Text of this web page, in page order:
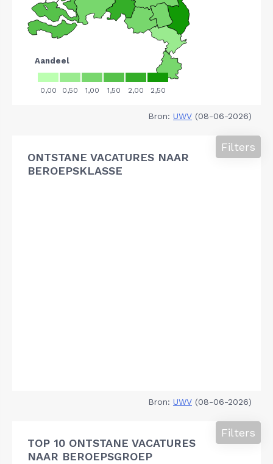
Bron: UWV (08-06-2026)
ONTSTANE VACATURES NAAR
BEROEPSKLASSE
Filters
Bron: UWV (08-06-2026)
TOP 10 ONTSTANE VACATURES
NAAR BEROEPSGROEP
Filters